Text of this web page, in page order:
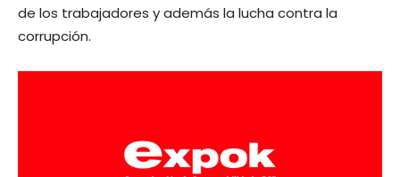
de los trabajadores y además la lucha contra la
corrupción.